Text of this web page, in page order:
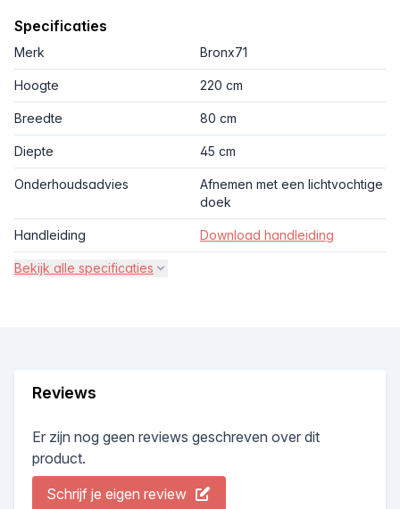
Specificaties
Merk Bronx71
Hoogte 220 cm
Breedte 80 cm
Diepte 45 cm
Onderhoudsadvies
Afnemen met een lichtvochtige
doek
Handleiding Download handleiding
Bekijk alle specificaties
Reviews
Er zijn nog geen reviews geschreven over dit
product.
Schrijf je eigen review